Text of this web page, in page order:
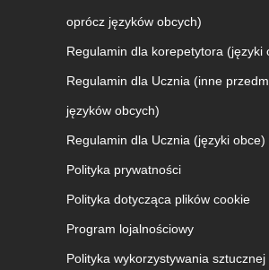
oprócz języków obcych)
Regulamin dla korepetytora (języki
Regulamin dla Ucznia (inne
języków obcych)
Regulamin dla Ucznia (języki obce)
Polityka prywatności
Polityka dotycząca plików cookie
Program lojalnościowy
Polityka wykorzystywania